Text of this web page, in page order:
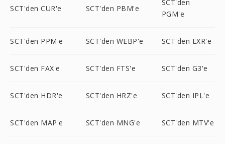
SCT'den CUR'e SCT'den PBM'e
SCT'den
PGM'e
SCT'den PPM'e SCT'den WEBP'e SCT'den EXR'e
SCT'den FAX'e SCT'den FTS'e SCT'den G3'e
SCT'den HDR'e SCT'den HRZ'e SCT'den IPL'e
SCT'den MAP'e SCT'den MNG'e SCT'den MTV'e